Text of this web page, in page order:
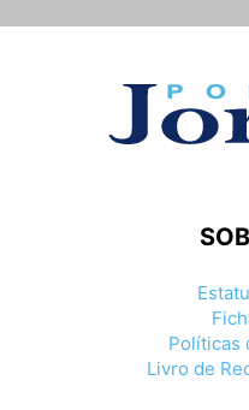
Políticas
Livro de